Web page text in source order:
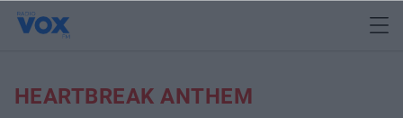
HEARTBREAK ANTHEM